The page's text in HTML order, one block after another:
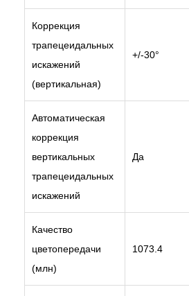
Коррекция
трапецеидальных
искажений
(вертикальная)
+/-30°
Автоматическая
коррекция
вертикальных
трапецеидальных
искажений
Да
Качество
цветопередачи
(млн)
1073.4